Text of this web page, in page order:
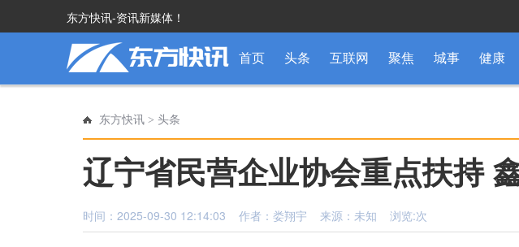
东方快讯-资讯新媒体！
首页 头条 互联网 聚焦 城事 健康
东方快讯 > 头条
辽宁省民营企业协会重点扶持
时间：2025-09-30 12:14:03 作者：娄翔宇 来源：未知 浏览:次